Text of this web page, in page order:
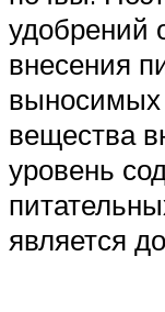
удобрений
внесения
выносимых
вещества
уровень
является